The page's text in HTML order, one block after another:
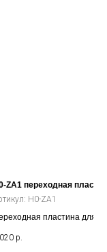
ZA1 переходная
H0-ZA1
пластина для
на клеммную коробку
р.